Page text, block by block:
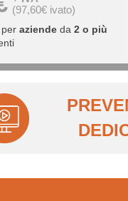
(97,60€ ivato)
peraziende da2 o più